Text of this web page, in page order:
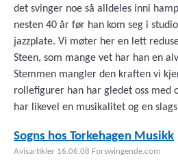
det svinger noe så alldeles inni
nesten 40 år før han kom seg i
jazzplate. Vi møter her en lett
Steen, som mange vet har han en
Stemmen mangler den kraften vi
rollefigurer han har gledet oss med
har likevel en musikalitet og en
Sogns hos Torkehagen Musikk
Avisartikler 16.06.08 Forswingende.com